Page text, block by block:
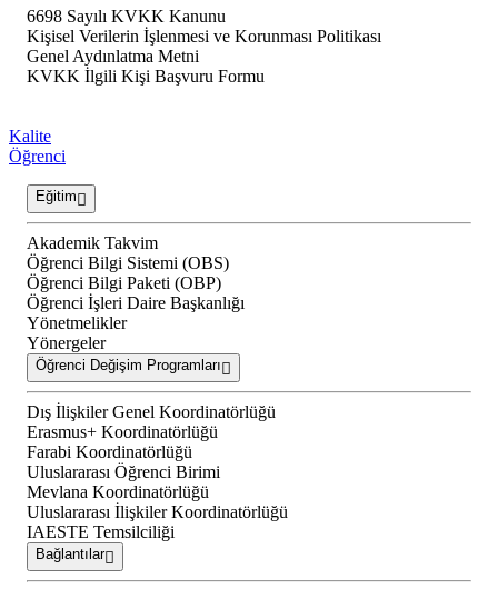
6698 Sayılı KVKK Kanunu
Kişisel Verilerin İşlenmesi ve Korunması Politikası
Genel Aydınlatma Metni
KVKK İlgili Kişi Başvuru Formu
Kalite
Öğrenci
Eğitim
Akademik Takvim
Öğrenci Bilgi Sistemi (OBS)
Öğrenci Bilgi Paketi (OBP)
Öğrenci İşleri Daire Başkanlığı
Yönetmelikler
Yönergeler
Öğrenci Değişim Programları
Dış İlişkiler Genel Koordinatörlüğü
Erasmus+ Koordinatörlüğü
Farabi Koordinatörlüğü
Uluslararası Öğrenci Birimi
Mevlana Koordinatörlüğü
Uluslararası İlişkiler Koordinatörlüğü
IAESTE Temsilciliği
Bağlantılar